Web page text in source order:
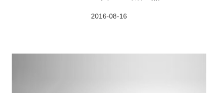
2016-08-16